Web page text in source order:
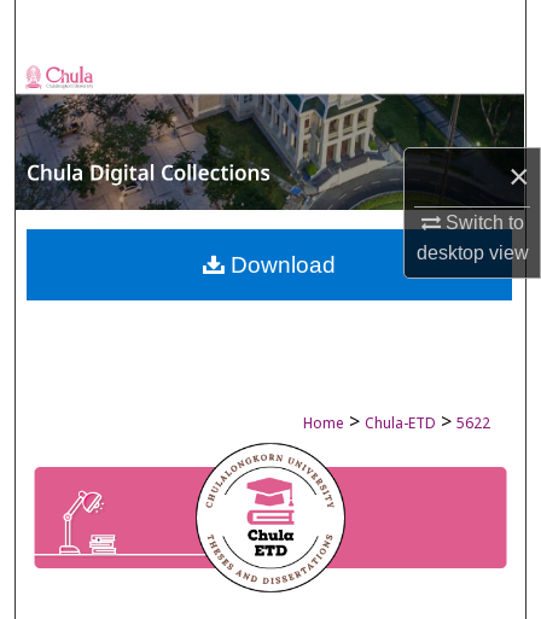
×
Switch to
desktopview
Browse Collections
My Account
About
Digital Commons Network™
Home > Chula-ETD > 5622
Download